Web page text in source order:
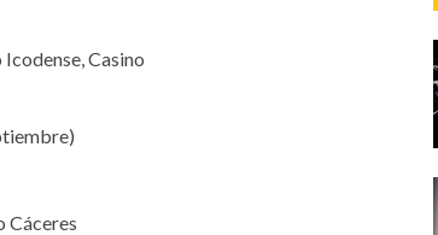
Casino
Cáceres